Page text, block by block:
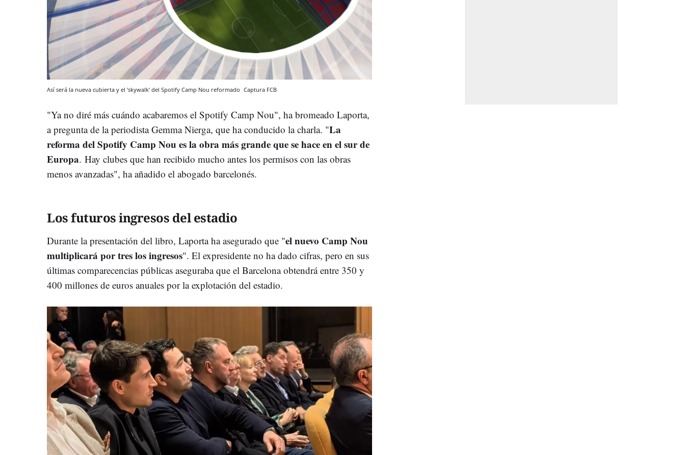
Así será la nueva cubierta y el 'skywalk' del Spotify Camp Nou reformado Captura FCB
"Ya no diré más cuándo acabaremos el Spotify Camp Nou", ha bromeado Laporta,
a pregunta de la periodista Gemma Nierga, que ha conducido la charla. "La
reforma del Spotify Camp Nou es la obra más grande que se hace en el sur de
Europa. Hay clubes que han recibido mucho antes los permisos con las obras
menos avanzadas", ha añadido el abogado barcelonés.
Los futuros ingresos del estadio
Durante la presentación del libro, Laporta ha asegurado que "el nuevo Camp Nou
multiplicará por tres los ingresos". El expresidente no ha dado cifras, pero en sus
últimas comparecencias públicas aseguraba que el Barcelona obtendrá entre 350 y
400 millones de euros anuales por la explotación del estadio.